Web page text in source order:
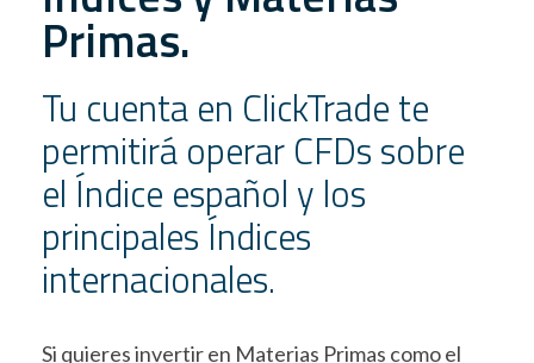
Primas.
Tu cuenta en ClickTrade te
permitirá operar CFDs sobre
el Índice español y los
principales Índices
internacionales.
Si quieres invertir en Materias Primas como el